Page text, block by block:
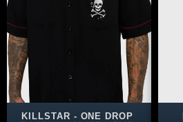
KILLSTAR - ONE DROP